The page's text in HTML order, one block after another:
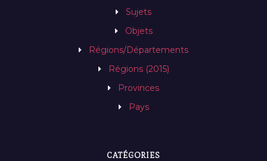
Sujets
Objets
Régions/Départements
Régions (2015)
Provinces
Pays
CATÉGORIES